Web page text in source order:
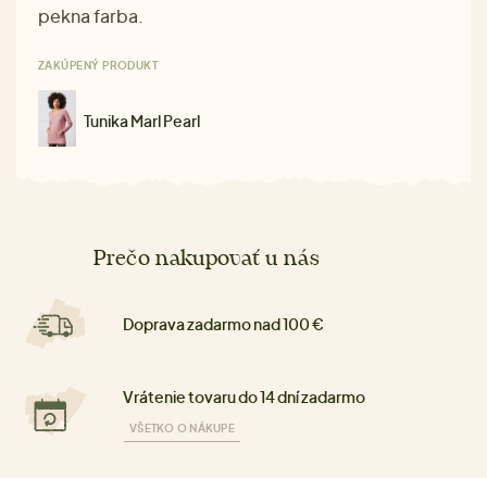
pekna farba.
ZAKÚPENÝ PRODUKT
Tunika Marl Pearl
Prečo nakupovať u nás
Doprava zadarmo nad 100 €
Vrátenie tovaru do 14 dní zadarmo
VŠETKO O NÁKUPE